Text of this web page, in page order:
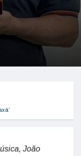
João